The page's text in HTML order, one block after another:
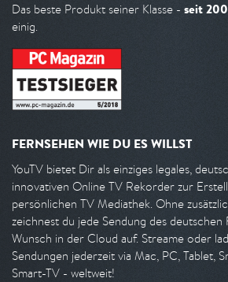
Das beste Produkt seiner Klasse - seit
einig.
FERNSEHEN WIE DU ES WILLST
YouTV bietet Dir als einziges legales,
innovativen Online TV Rekorder zur
persönlichen TV Mediathek. Ohne
zeichnest du jede Sendung des deutschen
Wunsch in der Cloud auf. Streame oder
Sendungen jederzeit via Mac, PC, Tablet,
Smart-TV - weltweit!